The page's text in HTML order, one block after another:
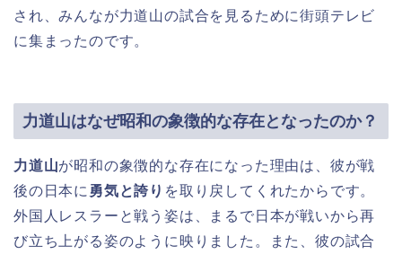
され、みんなが力道山の試合を見るために街頭テレビ
に集まったのです。
力道山はなぜ昭和の象徴的な存在となったのか？
力道山が昭和の象徴的な存在になった理由は、彼が戦
後の日本に 勇気と誇り を取り戻してくれたからです。
外国人レスラーと戦う姿は、まるで日本が戦いから再
び立ち上がる姿のように映りました。また、彼の試合